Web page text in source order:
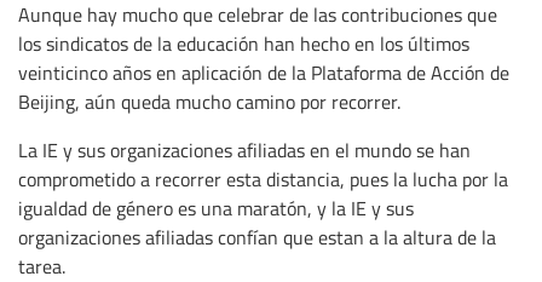
Aunque hay mucho que celebrar de las contribuciones que
los sindicatos de la educación han hecho en los últimos
veinticinco años en aplicación de la Plataforma de Acción de
Beijing, aún queda mucho camino por recorrer.
La IE y sus organizaciones afiliadas en el mundo se han
comprometido a recorrer esta distancia, pues la lucha por la
igualdad de género es una maratón, y la IE y sus
organizaciones afiliadas confían que estan a la altura de la
tarea.